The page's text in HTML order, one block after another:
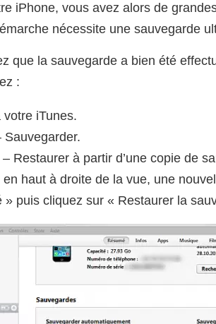
iPhone, vous avez alors de
nécessite une sauvegarde
que la sauvegarde a bien été
:
iTunes.
Sauvegarder.
Restaurer à partir d’une copie de
haut à droite de la vue, une
» puis cliquez sur « Restaurer la